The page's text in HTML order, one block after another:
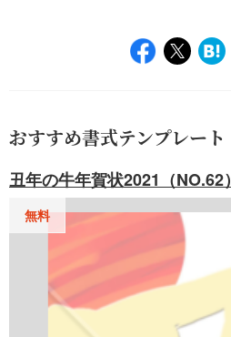
おすすめ書式テンプレート
丑年の牛年賀状2021（NO.62）
無料